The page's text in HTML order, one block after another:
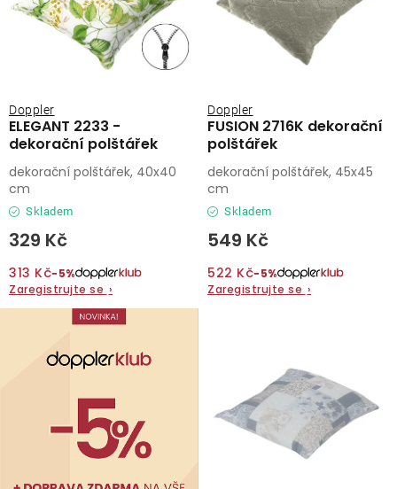
ELEGANT 2233 -
dekorační polštářek
Doppler
Skladem
329 Kč
313 Kč−5%
Zaregistrujte se ›
dekorační polštářek, 40x40
cm
FUSION 2716K dekorační
polštářek
Doppler
Skladem
549 Kč
522 Kč−5%
Zaregistrujte se ›
dekorační polštářek, 45x45
cm